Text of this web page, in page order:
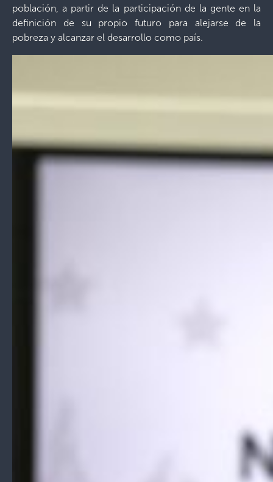
población, a partir de la participación de la gente en la
definición de su propio futuro para alejarse de la
pobreza y alcanzar el desarrollo como país.